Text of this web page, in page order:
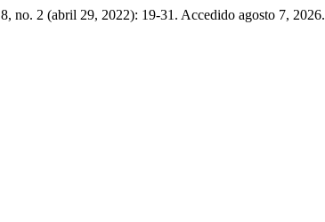
8, no. 2 (abril 29, 2022): 19-31. Accedido agosto 7, 2026.